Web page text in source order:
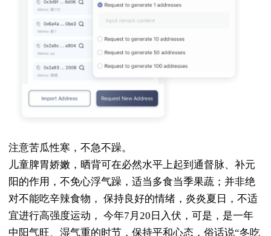
注意苦瓜性寒，不急不躁。
儿童脾胃娇嫩，晒背可在必然水平上起到通督脉、补元
阳的作用，不免心浮气躁，适当多食当季果蔬；并非绝
对不能吃辛辣食物， 保持良好的情绪，炎炎夏日，不适
宜进行高强度运动， 今年7月20日入伏，可是，是一年
中阳气旺、湿气重的时节，保持平和心态，俗话说“冬吃